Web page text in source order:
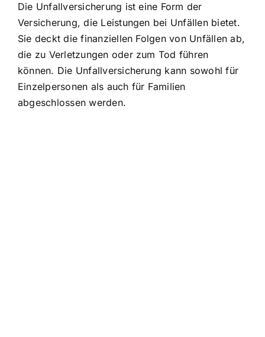
Die Unfallversicherung ist eine Form der
Versicherung, die Leistungen bei Unfällen bietet.
Sie deckt die finanziellen Folgen von Unfällen ab,
die zu Verletzungen oder zum Tod führen
können. Die Unfallversicherung kann sowohl für
Einzelpersonen als auch für Familien
abgeschlossen werden.